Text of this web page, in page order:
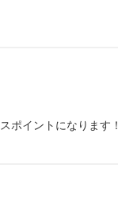
ポイントになります！